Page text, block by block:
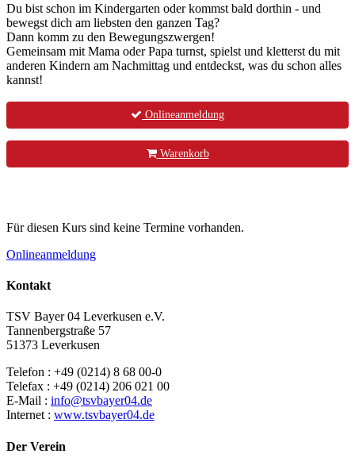
Du bist schon im Kindergarten oder kommst bald dorthin - und
bewegst dich am liebsten den ganzen Tag?
Dann komm zu den Bewegungszwergen!
Gemeinsam mit Mama oder Papa turnst, spielst und kletterst du mit
anderen Kindern am Nachmittag und entdeckst, was du schon alles
kannst!
Onlineanmeldung
Warenkorb
Für diesen Kurs sind keine Termine vorhanden.
Onlineanmeldung
Kontakt
TSV Bayer 04 Leverkusen e.V.
Tannenbergstraße 57
51373 Leverkusen
Telefon : +49 (0214) 8 68 00-0
Telefax : +49 (0214) 206 021 00
E-Mail : info@tsvbayer04.de
Internet : www.tsvbayer04.de
Der Verein